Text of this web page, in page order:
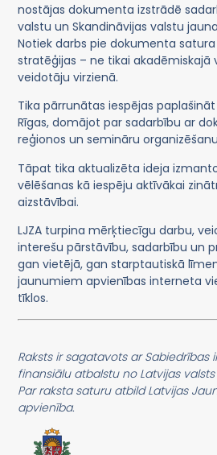
nostājas dokumenta izstrādē
valstu un Skandināvijas valstu
Notiek darbs pie dokumenta
stratēģijas – ne tikai akadēmiskajā
veidotāju virzienā.
Tika pārrunātas iespējas
Rīgas, domājot par sadarbību ar
reģionos un semināru
Tāpat tika aktualizēta ideja
vēlēšanas kā iespēju aktīvākai
aizstāvībai.
LJZA turpina mērķtiecīgu darbu,
interešu pārstāvību, sadarbību un
gan vietējā, gan starptautiskā
jaunumiem apvienības interneta
tīklos.
Raksts ir sagatavots ar
finansiālu atbalstu no Latvijas
Par raksta saturu atbild Latvijas
apvienība.